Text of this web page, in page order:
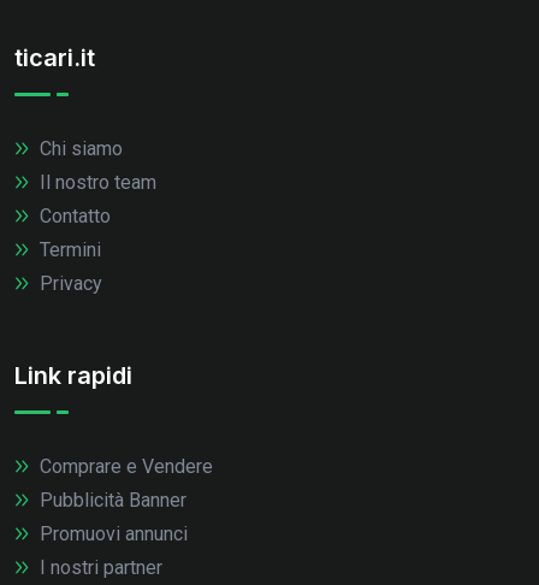
ticari.it
Chi siamo
Il nostro team
Contatto
Termini
Privacy
Link rapidi
Comprare e Vendere
Pubblicità Banner
Promuovi annunci
I nostri partner